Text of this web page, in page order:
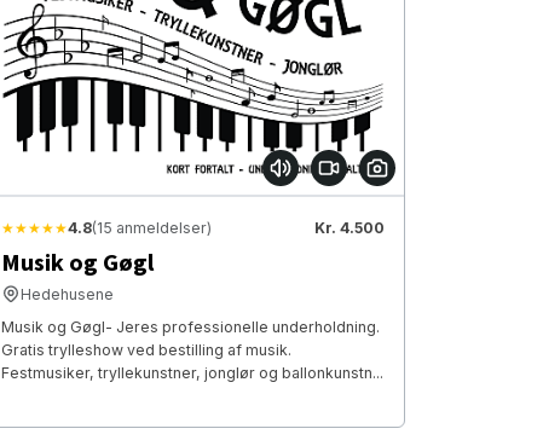
★★★★★4.8(15 anmeldelser) Kr. 4.500
Musik og Gøgl
Hedehusene
Musik og Gøgl- Jeres professionelle underholdning.
Gratis trylleshow ved bestilling af musik.
Festmusiker, tryllekunstner, jonglør og ballonkunstn...